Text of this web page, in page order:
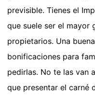
previsible. Tienes el
que suele ser el mayor
propietarios. Una
bonificaciones para
pedirlas. No te las van
que presentar el carné